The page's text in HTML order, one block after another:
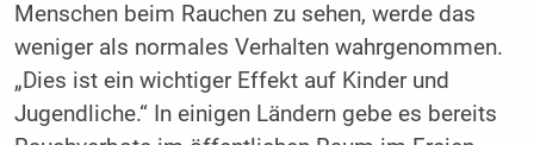
Menschen beim Rauchen zu sehen, werde das
weniger als normales Verhalten wahrgenommen.
„Dies ist ein wichtiger Effekt auf Kinder und
Jugendliche.“ In einigen Ländern gebe es bereits